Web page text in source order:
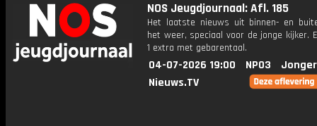
NOS Jeugdjournaal: Afl. 185
Het laatste nieuws uit binnen- en
het weer, speciaal voor de jonge kijker.
1 extra met gebarentaal.
04-07-2026 19:00 NPO3
Nieuws.TV